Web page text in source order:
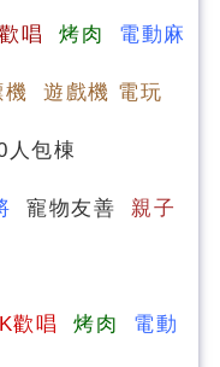
唱 烤肉 電動麻
機 遊戲機 電玩
包棟
寵物友善 親子
歡唱 烤肉 電動